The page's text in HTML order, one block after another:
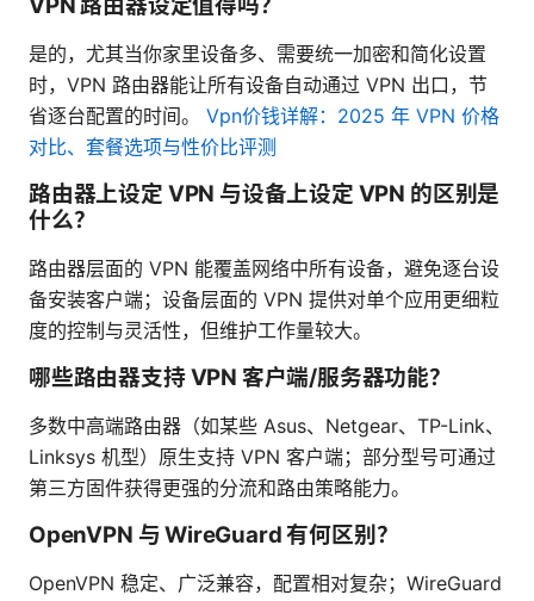
VPN 路由器设定值得吗？
是的，尤其当你家里设备多、需要统一加密和简化设置
时，VPN 路由器能让所有设备自动通过 VPN 出口，节
省逐台配置的时间。 Vpn价钱详解：2025 年 VPN 价格
对比、套餐选项与性价比评测
路由器上设定 VPN 与设备上设定 VPN 的区别是
什么？
路由器层面的 VPN 能覆盖网络中所有设备，避免逐台设
备安装客户端；设备层面的 VPN 提供对单个应用更细粒
度的控制与灵活性，但维护工作量较大。
哪些路由器支持 VPN 客户端/服务器功能？
多数中高端路由器（如某些 Asus、Netgear、TP-Link、
Linksys 机型）原生支持 VPN 客户端；部分型号可通过
第三方固件获得更强的分流和路由策略能力。
OpenVPN 与 WireGuard 有何区别？
OpenVPN 稳定、广泛兼容，配置相对复杂；WireGuard